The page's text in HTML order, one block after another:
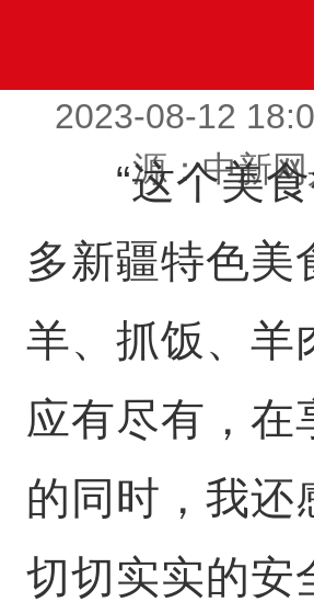
2023-08-12
源：中新
“这个美食
多新疆特色美
羊、抓饭、
应有尽有，在
的同时，我还
切切实实的安